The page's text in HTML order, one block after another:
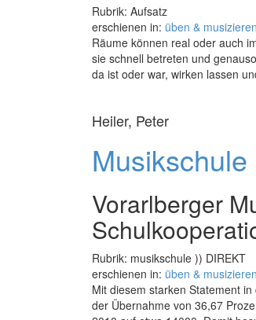
Rubrik: Aufsatz
erschienen in: üben &
Räume können real oder auch
sie schnell betreten und
da ist oder war, wirken lassen
Heiler, Peter
Vorarlberger
Rubrik: musikschule )) DIREKT
erschienen in: üben &
Mit diesem starken Statement
der Übernahme von 36,67